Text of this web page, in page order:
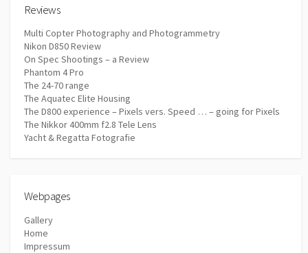
Reviews
Multi Copter Photography and Photogrammetry
Nikon D850 Review
On Spec Shootings – a Review
Phantom 4 Pro
The 24-70 range
The Aquatec Elite Housing
The D800 experience – Pixels vers. Speed … – going for Pixels
The Nikkor 400mm f2.8 Tele Lens
Yacht & Regatta Fotografie
Webpages
Gallery
Home
Impressum